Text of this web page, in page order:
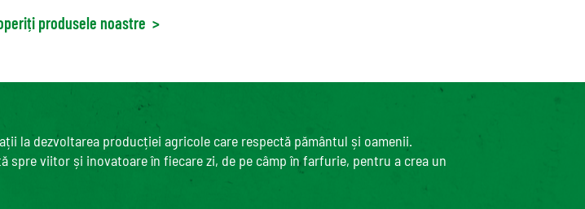
produsele noastre >
la dezvoltarea producției agricole care respectă pământul și oamenii.
viitor și inovatoare în fiecare zi, de pe câmp în farfurie, pentru a crea un